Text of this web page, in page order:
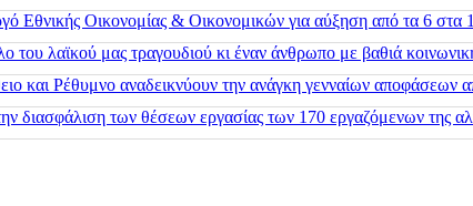
Εθνικής Οικονομίας & Οικονομικών για αύξηση από τα 6
λαϊκού μας τραγουδιού κι έναν άνθρωπο με βαθιά
και Ρέθυμνο αναδεικνύουν την ανάγκη γενναίων αποφάσεων
διασφάλιση των θέσεων εργασίας των 170 εργαζόμενων της